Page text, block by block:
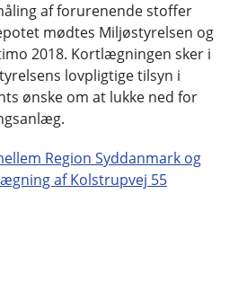
af forurenende stoffer
mødtes Miljøstyrelsen og
2018. Kortlægningen sker i
lovpligtige tilsyn i
ønske om at lukke ned for
Region Syddanmark og
af Kolstrupvej 55